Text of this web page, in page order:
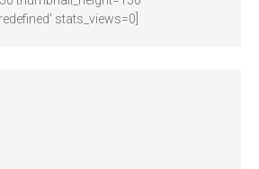
stats_views=0]